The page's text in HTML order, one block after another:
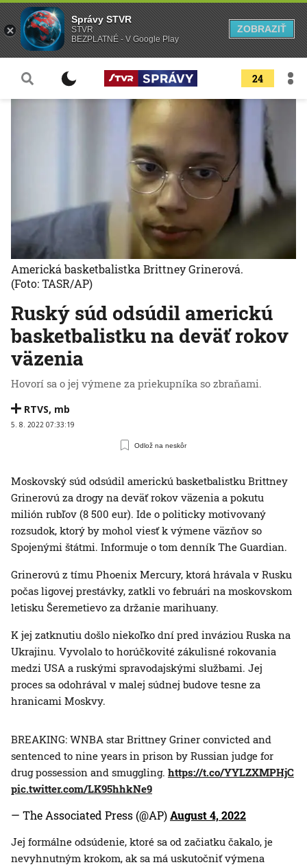
24
Ruský súd odsúdil americkú
basketbalistku na deväť rokov
väzenia
Hovorí sa o jej výmene za priekupníka so zbraňami.
RTVS, mb
5. 8. 2022 07:33:19
Odlož na neskôr
Americká basketbalistka Brittney Grinerová.
(Foto: TASR/AP)
Moskovský súd odsúdil americkú basketbalistku Brittney
Grinerovú za drogy na deväť rokov väzenia a pokutu
milión rubľov (8 500 eur). Ide o politicky motivovaný
rozsudok, ktorý by mohol viesť k výmene väzňov so
Spojenými štátmi. Informuje o tom denník The Guardian.
Grinerovú z tímu Phoenix Mercury, ktorá hrávala v Rusku
počas ligovej prestávky, zatkli vo februári na moskovskom
letisku Šeremetievo za držanie marihuany.
K jej zatknutiu došlo niekoľko dní pred inváziou Ruska na
Ukrajinu. Vyvolalo to horúčkovité zákulisné rokovania
medzi USA a ruskými spravodajskými službami. Jej
proces sa odohrával v malej súdnej budove tesne za
hranicami Moskvy.
BREAKING: WNBA star Brittney Griner convicted and
sentenced to nine years in prison by Russian judge for
drug possession and smuggling. https://t.co/YYLZXMPHjC
pic.twitter.com/LK95hhkNe9
— The Associated Press (@AP)August 4, 2022
Jej formálne odsúdenie, ktoré sa od začiatku čakalo, je
nevyhnutným krokom, ak sa má uskutočniť výmena
Správy STVR
STVR
BEZPLATNÉ - V Google Play
ZOBRAZIŤ